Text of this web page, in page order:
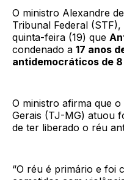
O ministro Alexandre
Tribunal Federal
quinta-feira (19) que
condenado a 17 anos
antidemocráticos de
O ministro afirma que
Gerais (TJ-MG) atuou
de ter liberado o réu
“O réu é primário e foi